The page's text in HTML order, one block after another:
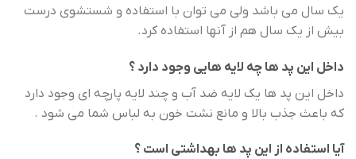
یک سال می باشد ولی می توان با استفاده و شستشوی درست
بیش از یک سال هم از آنها استفاده کرد.
داخل این پد ها چه لایه هایی وجود دارد ؟
داخل این پد ها یک لایه ضد آب و چند لایه پارچه ای وجود دارد
که باعث جذب بالا و مانع نشت خون به لباس شما می شود .
آیا استفاده از این پد ها بهداشتی است ؟